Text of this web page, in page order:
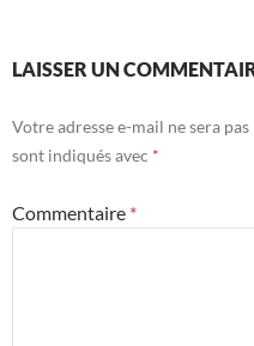
LAISSER UN
Votre adresse e-mail ne sera pas
sont indiqués avec *
Commentaire *